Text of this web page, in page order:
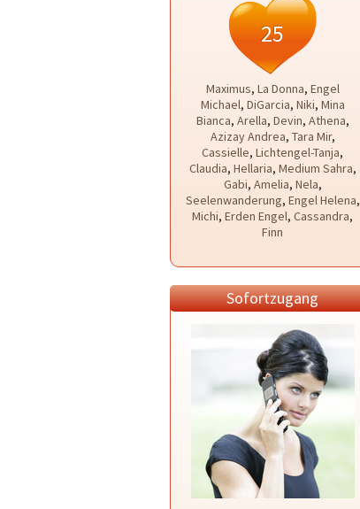
25
Maximus, La Donna, Engel
Michael, DiGarcia, Niki, Mina
Bianca, Arella, Devin, Athena,
Azizay Andrea, Tara Mir,
Cassielle, Lichtengel-Tanja,
Claudia, Hellaria, Medium Sahra,
Gabi, Amelia, Nela,
Seelenwanderung, Engel Helena,
Michi, Erden Engel, Cassandra,
Finn
Sofortzugang